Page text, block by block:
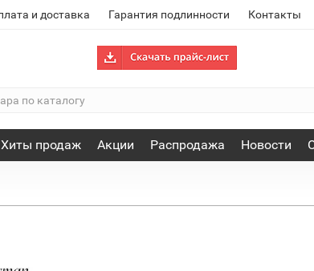
и доставка Гарантия подлинности Контакты
Хиты продаж Акции Распродажа Новости